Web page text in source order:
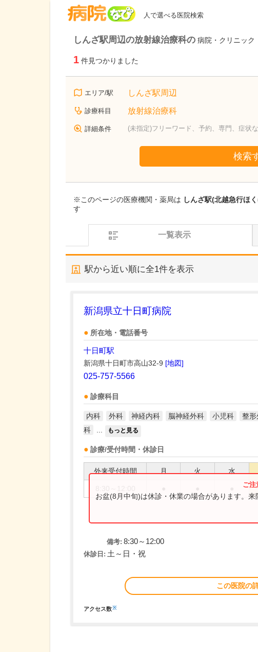
人で選べる医院検索
しんざ駅周辺の放射線治療科の 病院・クリニック
1 件見つかりました
エリア/駅 しんざ駅周辺
診療科目 放射線治療科
詳細条件 (未指定)フリーワード、予約、専門、症状
検索
※このページの医療機関・薬局は しんざ駅(北越急行ほ
す
一覧表示
駅から近い順に全1件を表示
新潟県立十日町病院
所在地・電話番号
十日町駅
新潟県十日町市高山32-9 [地図]
025-757-5566
診療科目
内科 外科 神経内科 脳神経外科 小児科 整形
科
もっと見る
診療/受付時間・休診日
外来受付時間 月 火 水
お盆(8月中旬)は休診・休業の場合があります。来
備考: 8:30～12:00
休診日: 土～日・祝
この医院の
アクセス数※